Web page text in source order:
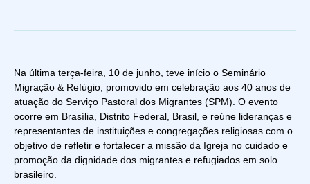
Na última terça-feira, 10 de junho, teve início o Seminário
Migração & Refúgio, promovido em celebração aos 40 anos de
atuação do Serviço Pastoral dos Migrantes (SPM). O evento
ocorre em Brasília, Distrito Federal, Brasil, e reúne lideranças e
representantes de instituições e congregações religiosas com o
objetivo de refletir e fortalecer a missão da Igreja no cuidado e
promoção da dignidade dos migrantes e refugiados em solo
brasileiro.